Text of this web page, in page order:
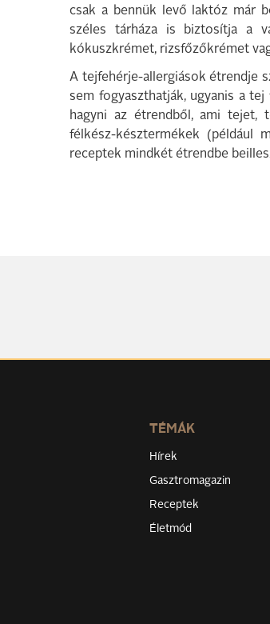
csak a bennük levő laktóz már
széles tárháza is biztosítja a
kókuszkrémet, rizsfőzőkrémet
A tejfehérje-allergiások étrendje
sem fogyaszthatják, ugyanis a
hagyni az étrendből, ami tejet,
félkész-késztermékek (például
receptek mindkét étrendbe
TÉMÁK
Hírek
Gasztromagazin
Receptek
Életmód